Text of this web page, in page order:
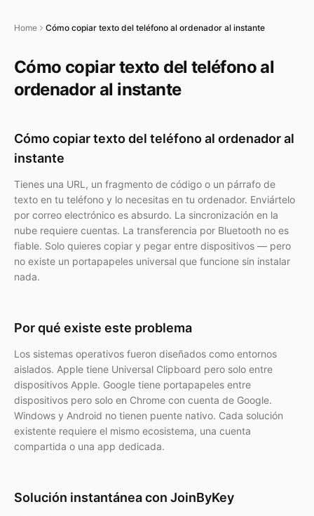
Home Cómo copiar texto del teléfono al ordenador al instante
Cómo copiar texto del teléfono al
ordenador al instante
Cómo copiar texto del teléfono al ordenador al
instante
Tienes una URL, un fragmento de código o un párrafo de
texto en tu teléfono y lo necesitas en tu ordenador. Enviártelo
por correo electrónico es absurdo. La sincronización en la
nube requiere cuentas. La transferencia por Bluetooth no es
fiable. Solo quieres copiar y pegar entre dispositivos — pero
no existe un portapapeles universal que funcione sin instalar
nada.
Por qué existe este problema
Los sistemas operativos fueron diseñados como entornos
aislados. Apple tiene Universal Clipboard pero solo entre
dispositivos Apple. Google tiene portapapeles entre
dispositivos pero solo en Chrome con cuenta de Google.
Windows y Android no tienen puente nativo. Cada solución
existente requiere el mismo ecosistema, una cuenta
compartida o una app dedicada.
Solución instantánea con JoinByKey